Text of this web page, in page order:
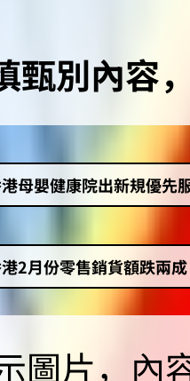
甄別內容
母嬰健康院出新規優先
2月份零售銷貨額跌兩成